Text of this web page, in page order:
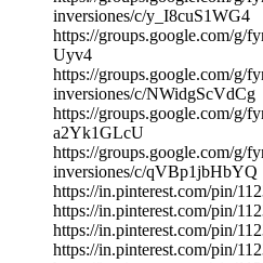
inversiones/c/y_I8cuS1WG4
https://groups.google.com/g/
Uyv4
https://groups.google.com/g/
inversiones/c/NWidgScVdCg
https://groups.google.com/g/
a2Yk1GLcU
https://groups.google.com/g/
inversiones/c/qVBp1jbHbYQ
https://in.pinterest.com/pin/
https://in.pinterest.com/pin/
https://in.pinterest.com/pin/
https://in.pinterest.com/pin/